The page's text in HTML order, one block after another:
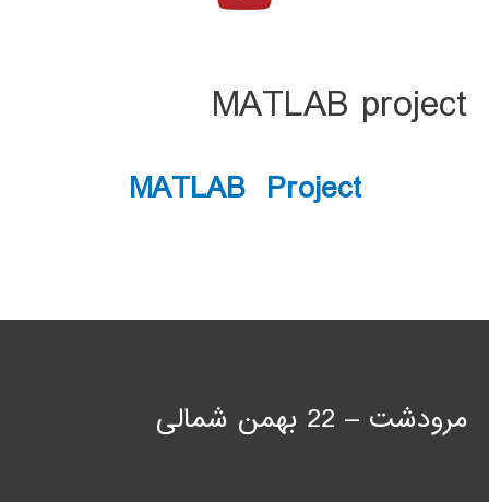
MATLAB project
MATLAB Project
مرودشت – 22 بهمن شمالی